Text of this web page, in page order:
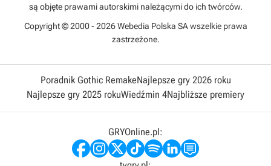
są objęte prawami autorskimi należącymi do ich twórców.
Copyright © 2000 - 2026 Webedia Polska SA wszelkie prawa
zastrzeżone.
Poradnik Gothic RemakeNajlepsze gry 2026 roku
Najlepsze gry 2025 rokuWiedźmin 4Najbliższe premiery
GRYOnline.pl: